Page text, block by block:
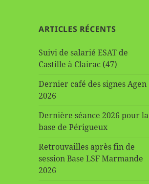
ARTICLES RÉCENTS
Suivi de salarié ESAT de
Castille à Clairac (47)
Dernier café des signes Agen
2026
Dernière séance 2026 pour la
base de Périgueux
Retrouvailles après fin de
session Base LSF Marmande
2026